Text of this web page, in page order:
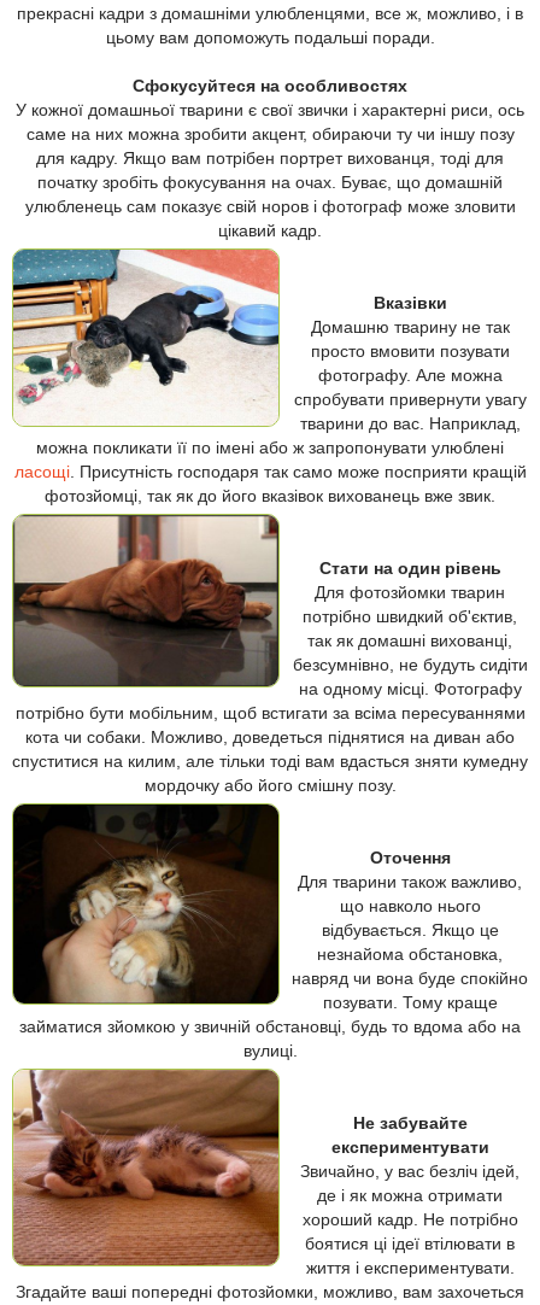
прекрасні кадри з домашніми улюбленцями, все ж, можливо, і в
цьому вам допоможуть подальші поради.
Сфокусуйтеся на особливостях
У кожної домашньої тварини є свої звички і характерні риси, ось
саме на них можна зробити акцент, обираючи ту чи іншу позу
для кадру. Якщо вам потрібен портрет вихованця, тоді для
початку зробіть фокусування на очах. Буває, що домашній
улюбленець сам показує свій норов і фотограф може зловити
цікавий кадр.
Вказівки
Домашню тварину не так
просто вмовити позувати
фотографу. Але можна
спробувати привернути увагу
тварини до вас. Наприклад,
можна покликати її по імені або ж запропонувати улюблені
ласощі. Присутність господаря так само може посприяти кращій
фотозйомці, так як до його вказівок вихованець вже звик.
Стати на один рівень
Для фотозйомки тварин
потрібно швидкий об'єктив,
так як домашні вихованці,
безсумнівно, не будуть сидіти
на одному місці. Фотографу
потрібно бути мобільним, щоб встигати за всіма пересуваннями
кота чи собаки. Можливо, доведеться піднятися на диван або
спуститися на килим, але тільки тоді вам вдасться зняти кумедну
мордочку або його смішну позу.
Оточення
Для тварини також важливо,
що навколо нього
відбувається. Якщо це
незнайома обстановка,
навряд чи вона буде спокійно
позувати. Тому краще
займатися зйомкою у звичній обстановці, будь то вдома або на
вулиці.
Не забувайте
експериментувати
Звичайно, у вас безліч ідей,
де і як можна отримати
хороший кадр. Не потрібно
боятися ці ідеї втілювати в
життя і експериментувати.
Згадайте ваші попередні фотозйомки, можливо, вам захочеться